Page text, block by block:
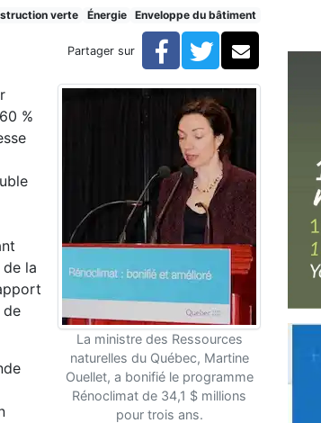
verte Énergie Enveloppe du bâtiment
Partager sur Facebook
TwitterCourriel
La ministre des Ressources
naturelles du Québec, Martine
Ouellet, a bonifié le programme
Rénoclimat de 34,1 $ millions
pour trois ans.
%
la
de